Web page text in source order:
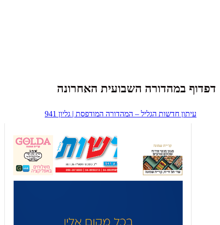
דפדוף במהדורה השבועית האחרונה
עיתון חדשות הגליל – המהדורה המודפסת | גליון 941